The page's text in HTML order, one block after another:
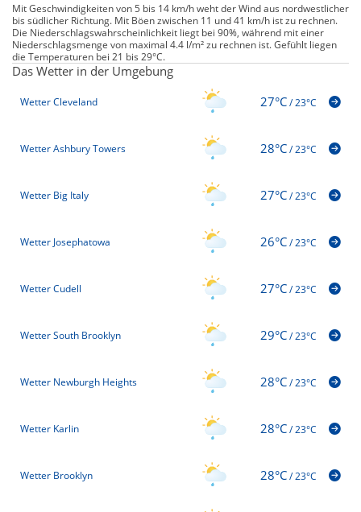
Mit Geschwindigkeiten von 5 bis 14 km/h weht der Wind aus nordwestlicher
bis südlicher Richtung. Mit Böen zwischen 11 und 41 km/h ist zu rechnen.
Die Niederschlagswahrscheinlichkeit liegt bei 90%, während mit einer
Niederschlagsmenge von maximal 4.4 l/m² zu rechnen ist. Gefühlt liegen
die Temperaturen bei 21 bis 29°C.
Das Wetter in der Umgebung
Wetter Cleveland 27°C/23°C
Wetter Ashbury Towers 28°C/23°C
Wetter Big Italy 27°C/23°C
Wetter Josephatowa 26°C/23°C
Wetter Cudell 27°C/23°C
Wetter South Brooklyn 29°C/23°C
Wetter Newburgh Heights 28°C/23°C
Wetter Karlin 28°C/23°C
Wetter Brooklyn 28°C/23°C